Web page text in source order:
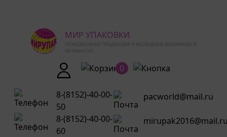
МИР УПАКОВКИ
УПАКОВОЧНАЯ ПРОДУКЦИЯ И РАСХОДНЫЕ МАТЕРИАЛЫ В
МУРМАНСКЕ
0
8-(8152)-40-00-
50
pacworld@mail.ru
8-(8152)-40-00-
60